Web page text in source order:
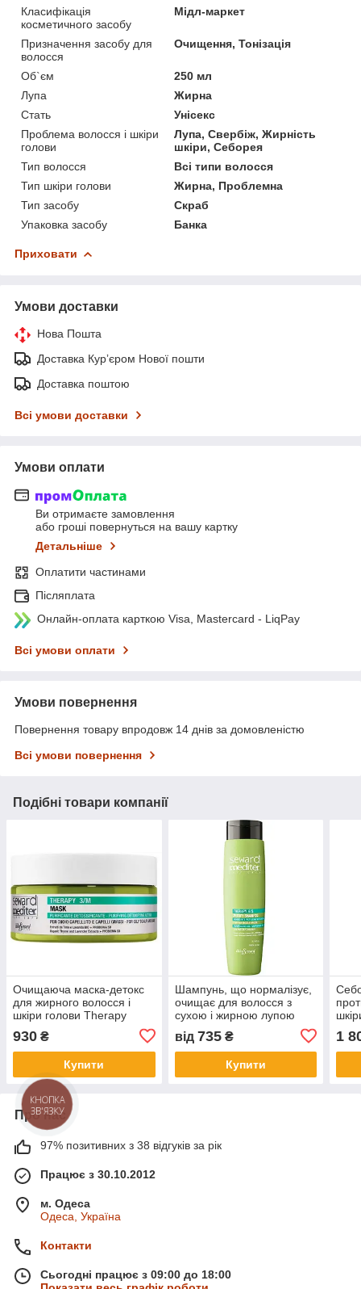
Класифікація
косметичного засобу
Мідл-маркет
Призначення засобу для
волосся
Очищення, Тонізація
Об`єм
250 мл
Лупа
Жирна
Стать
Унісекс
Проблема волосся і шкіри
голови
Лупа, Свербіж, Жирність
шкіри, Себорея
Тип волосся
Всі типи волосся
Тип шкіри голови
Жирна, Проблемна
Тип засобу
Скраб
Упаковка засобу
Банка
Приховати
Умови доставки
Нова Пошта
Доставка Курʼєром Нової пошти
Доставка поштою
Всі умови доставки
Умови оплати
Ви отримаєте замовлення
або гроші повернуться на вашу картку
Детальніше
Оплатити частинами
Післяплата
Онлайн-оплата карткою Visa, Mastercard - LiqPay
Всі умови оплати
Умови повернення
Повернення товару впродовж 14 днів за домовленістю
Всі умови повернення
Подібні товари компанії
Очищаюча маска-детокс
для жирного волосся і
шкіри голови Therapy
Mask 3/M Seward Mediter
930 ₴
Купити
Шампунь, що нормалізує,
очищає для волосся з
сухою і жирною лупою
Therapy Purify Shampoo
6/S Seward Mediter
від 735₴
Купити
1
Про нас
97% позитивних з 38 відгуків за рік
Працює з 30.10.2012
м. Одеса
Одеса, Україна
Контакти
Сьогодні працює з 09:00 до 18:00
КНОПКА
ЗВ'ЯЗКУ